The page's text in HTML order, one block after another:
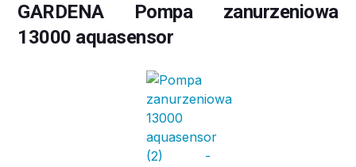
GARDENA Pompa zanurzeniowa
13000 aquasensor